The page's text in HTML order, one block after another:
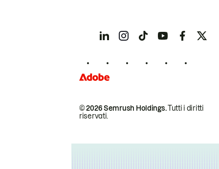
© 2026 Semrush Holdings.Tutti i diritti
riservati.